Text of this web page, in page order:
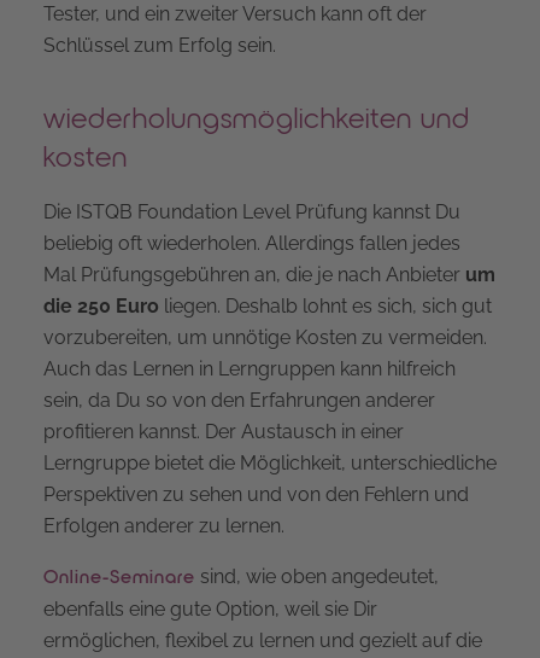
Tester, und ein zweiter Versuch kann oft der
Schlüssel zum Erfolg sein.
wiederholungsmöglichkeiten und
kosten
Die ISTQB Foundation Level Prüfung kannst Du
beliebig oft wiederholen. Allerdings fallen jedes
Mal Prüfungsgebühren an, die je nach Anbieter um
die 250 Euro liegen. Deshalb lohnt es sich, sich gut
vorzubereiten, um unnötige Kosten zu vermeiden.
Auch das Lernen in Lerngruppen kann hilfreich
sein, da Du so von den Erfahrungen anderer
profitieren kannst. Der Austausch in einer
Lerngruppe bietet die Möglichkeit, unterschiedliche
Perspektiven zu sehen und von den Fehlern und
Erfolgen anderer zu lernen.
Online-Seminare sind, wie oben angedeutet,
ebenfalls eine gute Option, weil sie Dir
ermöglichen, flexibel zu lernen und gezielt auf die